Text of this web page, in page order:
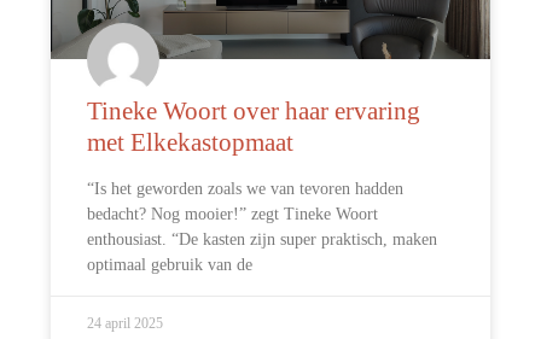
Tineke Woort over haar ervaring
met Elkekastopmaat
“Is het geworden zoals we van tevoren hadden
bedacht? Nog mooier!” zegt Tineke Woort
enthousiast. “De kasten zijn super praktisch, maken
optimaal gebruik van de
24 april 2025